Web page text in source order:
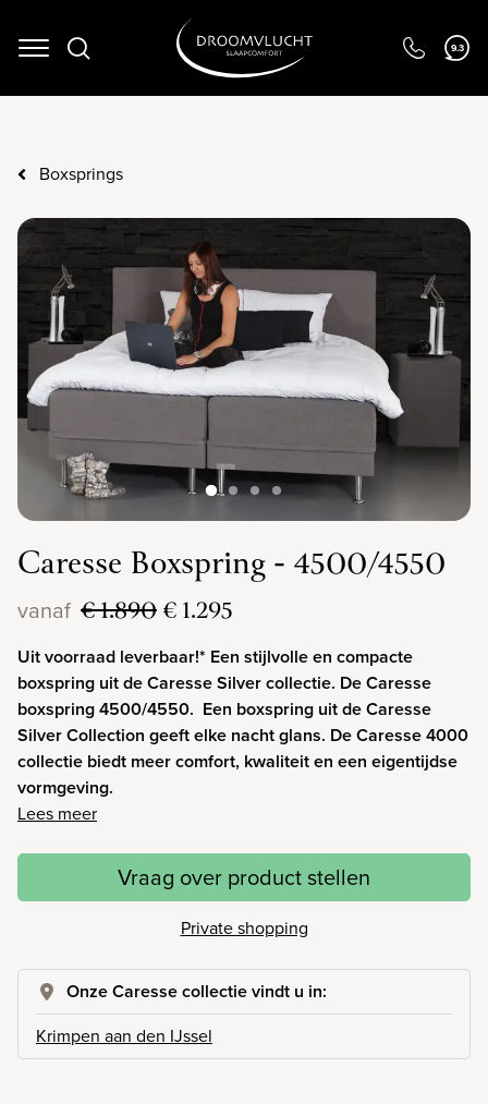
Navigation 9.3
Boxsprings
Caresse Boxspring - 4500/4550
vanaf € 1.890€ 1.295
Uit voorraad leverbaar!* Een stijlvolle en compacte
boxspring uit de Caresse Silver collectie. De Caresse
boxspring 4500/4550. Een boxspring uit de Caresse
Silver Collection geeft elke nacht glans. De Caresse 4000
collectie biedt meer comfort, kwaliteit en een eigentijdse
vormgeving.
Lees meer
Vraag over product stellen
Private shopping
Onze Caresse collectie vindt u in:
Krimpen aan den IJssel